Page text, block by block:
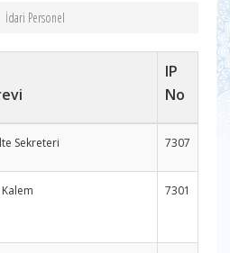
İdari Personel
IP
No
Sekreteri 7307
7301